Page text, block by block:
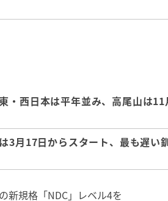
・西日本は平年並み、高尾山は
3月17日からスタート、最も遅い
新規格「NDC」レベル4を